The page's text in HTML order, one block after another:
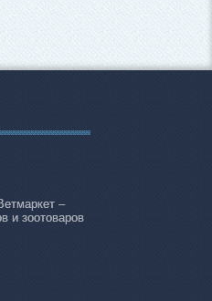
–
и зоотоваров